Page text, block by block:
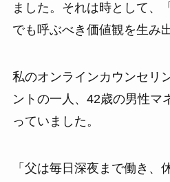
ました。それは時として、
でも呼ぶべき価値観を生み
私のオンラインカウンセリ
ントの一人、42歳の男性マ
っていました。
「父は毎日深夜まで働き、